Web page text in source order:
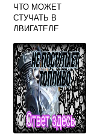
ЧТО МОЖЕТ
СТУЧАТЬ В
ДВИГАТЕЛЕ